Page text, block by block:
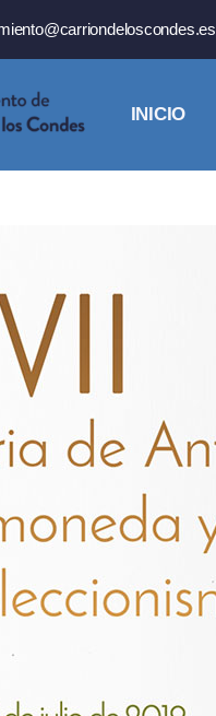
INICIO